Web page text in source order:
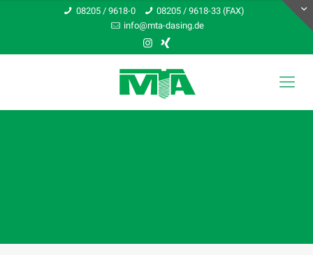
08205 / 9618-0
08205 / 9618-33 (FAX)
info@mta-dasing.de